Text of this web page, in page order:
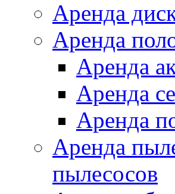
Аренда
Аренда
Аренда
Аренда
Аренда
Аренда
пылесосов